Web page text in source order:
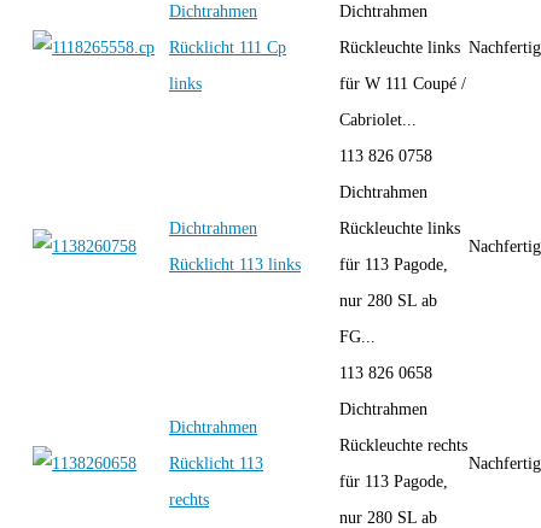
Dichtrahmen
Rücklicht 111 Cp
links
Dichtrahmen
Rückleuchte links
für W 111 Coupé /
Cabriolet...
Dichtrahmen
Rücklicht 113 links
113 826 0758
Dichtrahmen
Rückleuchte links
für 113 Pagode,
nur 280 SL ab
FG...
Dichtrahmen
Rücklicht 113
rechts
113 826 0658
Dichtrahmen
Rückleuchte rechts
für 113 Pagode,
nur 280 SL ab